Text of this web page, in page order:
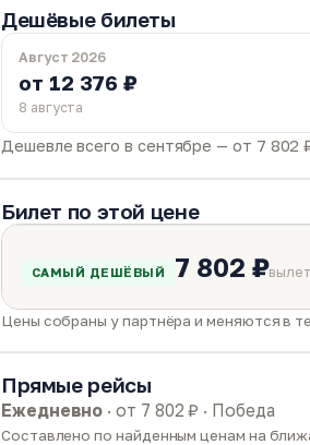
Дешёвые билеты
Август 2026
от 12 376 ₽
8 августа
Дешевле всего в сентябре — от 7 802
Билет по этой цене
САМЫЙ ДЕШЁВЫЙ 7 802 ₽
Цены собраны у партнёра и меняются в
Прямые рейсы
Ежедневно · от 7 802 ₽ · Победа
Составлено по найденным ценам на